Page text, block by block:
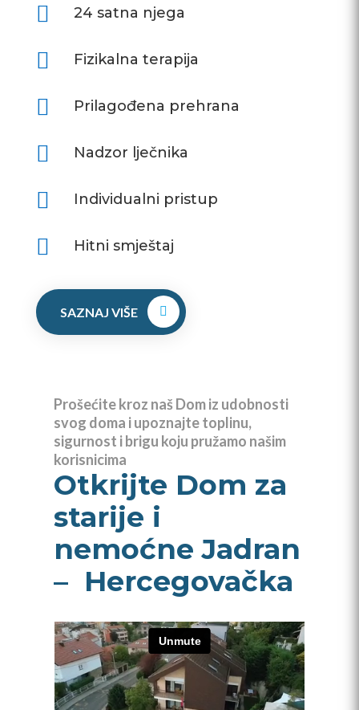
 24 satna njega
 Fizikalna terapija
 Prilagođena prehrana
 Nadzor lječnika
 Individualni pristup
 Hitni smještaj
SAZNAJ VIŠE
Prošećite kroz naš Dom iz udobnosti
svog doma i upoznajte toplinu,
sigurnost i brigu koju pružamo našim
korisnicima
Otkrijte Dom za
starije i
nemoćne Jadran
– Hercegovačka